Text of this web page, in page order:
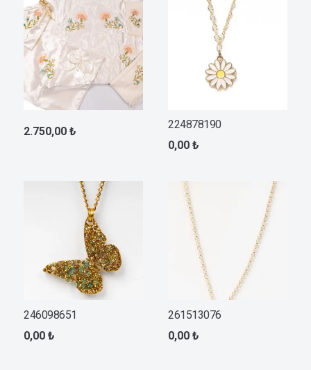
2.750,00 ₺
224878190
0,00 ₺
246098651
0,00 ₺
261513076
0,00 ₺